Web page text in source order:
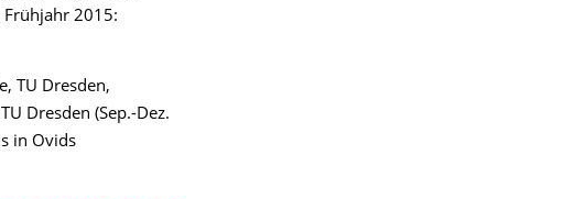
Frühjahr 2015:
TU Dresden,
Dresden (Sep.-Dez.
in Ovids